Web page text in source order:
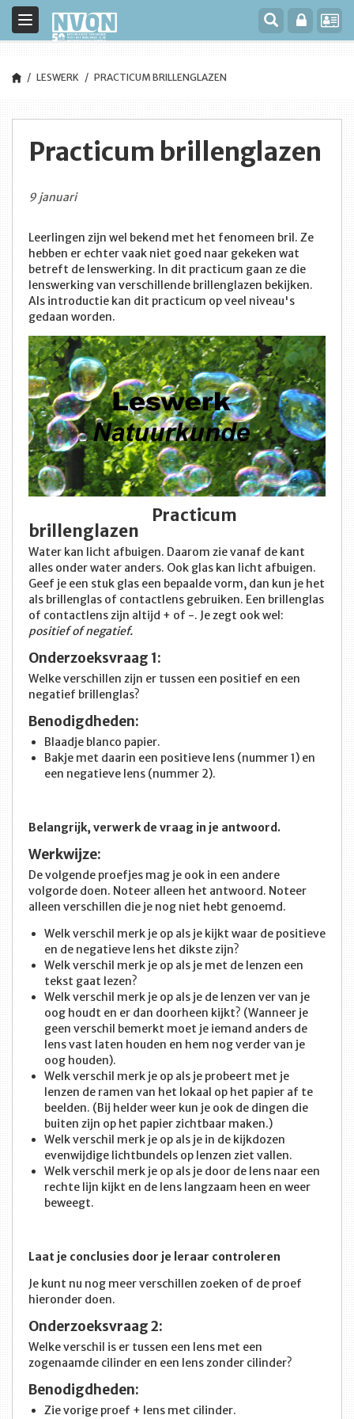
Toggle
navigation
LESWERK PRACTICUM BRILLENGLAZEN
Practicum brillenglazen
9 januari
Leerlingen zijn wel bekend met het fenomeen bril. Ze
hebben er echter vaak niet goed naar gekeken wat
betreft de lenswerking. In dit practicum gaan ze die
lenswerking van verschillende brillenglazen bekijken.
Als introductie kan dit practicum op veel niveau's
gedaan worden.
Practicum
brillenglazen
Water kan licht afbuigen. Daarom zie vanaf de kant
alles onder water anders. Ook glas kan licht afbuigen.
Geef je een stuk glas een bepaalde vorm, dan kun je het
als brillenglas of contactlens gebruiken. Een brillenglas
of contactlens zijn altijd + of -. Je zegt ook wel:
positief of negatief.
Onderzoeksvraag 1:
Welke verschillen zijn er tussen een positief en een
negatief brillenglas?
Benodigdheden:
Blaadje blanco papier.
Bakje met daarin een positieve lens (nummer 1) en
een negatieve lens (nummer 2).
Belangrijk, verwerk de vraag in je antwoord.
Werkwijze:
De volgende proefjes mag je ook in een andere
volgorde doen. Noteer alleen het antwoord. Noteer
alleen verschillen die je nog niet hebt genoemd.
Welk verschil merk je op als je kijkt waar de positieve
en de negatieve lens het dikste zijn?
Welk verschil merk je op als je met de lenzen een
tekst gaat lezen?
Welk verschil merk je op als je de lenzen ver van je
oog houdt en er dan doorheen kijkt? (Wanneer je
geen verschil be­merkt moet je iemand anders de
lens vast laten houden en hem nog verder van je
oog houden).
Welk verschil merk je op als je probeert met je
lenzen de ramen van het lokaal op het papier af te
beelden. (Bij helder weer kun je ook de dingen die
buiten zijn op het papier zichtbaar maken.)
Welk verschil merk je op als je in de kijkdozen
evenwijdige lichtbundels op lenzen ziet vallen.
Welk verschil merk je op als je door de lens naar een
rechte lijn kijkt en de lens langzaam heen en weer
beweegt.
Laat je conclusies door je leraar controleren
Je kunt nu nog meer verschillen zoeken of de proef
hieronder doen.
Onderzoeksvraag 2:
Welke verschil is er tussen een lens met een
zogenaamde cilinder en een lens zonder cilinder?
Benodigdheden:
Zie vorige proef + lens met cilinder.